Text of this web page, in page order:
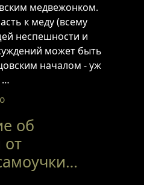
медвежонком.
к меду (всему
неспешности и
может быть
началом - уж
…
об
от